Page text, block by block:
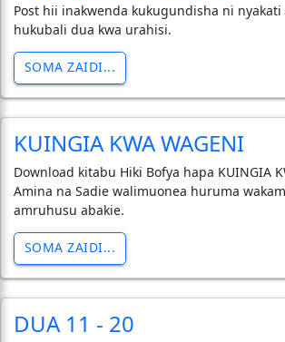
Post hii inakwenda kukugundisha ni
hukubali dua kwa urahisi.
SOMA ZAIDI...
KUINGIA KWA WAGENI
Download kitabu Hiki Bofya hapa KUINGIA
Amina na Sadie walimuonea huruma
amruhusu abakie.
SOMA ZAIDI...
DUA 11 - 20